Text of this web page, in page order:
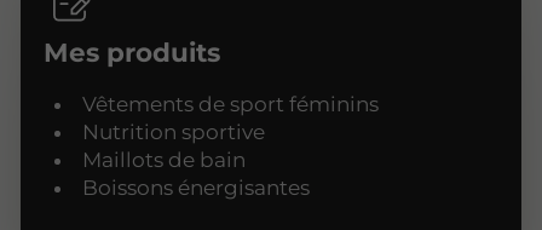
Mes produits
Vêtements de sport féminins
Nutrition sportive
Maillots de bain
Boissons énergisantes